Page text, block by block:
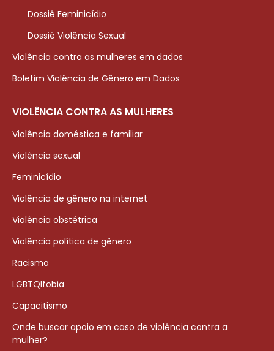
Dossiê Feminicídio
Dossiê Violência Sexual
Violência contra as mulheres em dados
Boletim Violência de Gênero em Dados
VIOLÊNCIA CONTRA AS MULHERES
Violência doméstica e familiar
Violência sexual
Feminicídio
Violência de gênero na internet
Violência obstétrica
Violência política de gênero
Racismo
LGBTQIfobia
Capacitismo
Onde buscar apoio em caso de violência contra a
mulher?